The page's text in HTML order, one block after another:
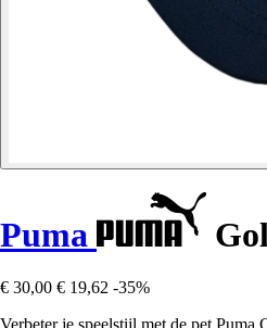
Puma
€ 30,00 € 19,62 -35%